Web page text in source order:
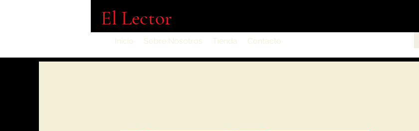
El Lector
Inicio Sobre Nosotros Tienda Contacto